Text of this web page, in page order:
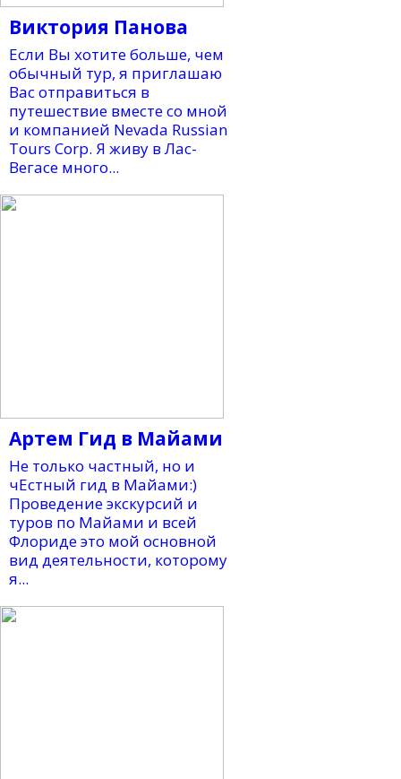
Виктория Панова
Если Вы хотите больше, чем
обычный тур, я приглашаю
Вас отправиться в
путешествие вместе со мной
и компанией Nevada Russian
Tours Corp. Я живу в Лас-
Вегасе много...
Артем Гид в Майами
Не только частный, но и
чЕстный гид в Майами:)
Проведение экскурсий и
туров по Майами и всей
Флориде это мой основной
вид деятельности, которому
я...